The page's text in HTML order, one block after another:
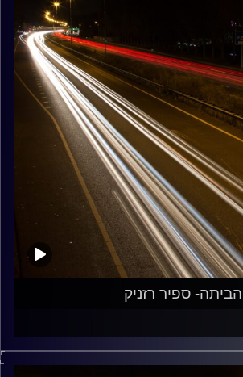
ספיר רזניק
אחרי יום עבודה ארוך ותחזיר אותנו
רזניק